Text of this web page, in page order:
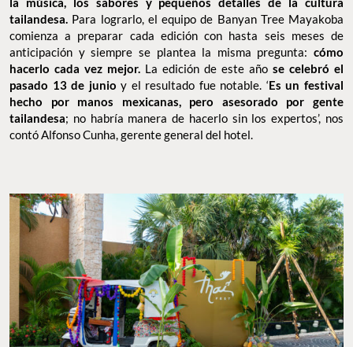
tailandesa. Para lograrlo, el equipo de Banyan Tree Mayakoba
comienza a preparar cada edición con hasta seis meses de
anticipación y siempre se plantea la misma pregunta: cómo
hacerlo cada vez mejor. La edición de este año se celebró el
pasado 13 de junioy el resultado fue notable. ‘Es un festival
hecho por manos mexicanas, pero asesorado por gente
tailandesa; no habría manera de hacerlo sin los expertos’, nos
contó Alfonso Cunha, gerente general del hotel.